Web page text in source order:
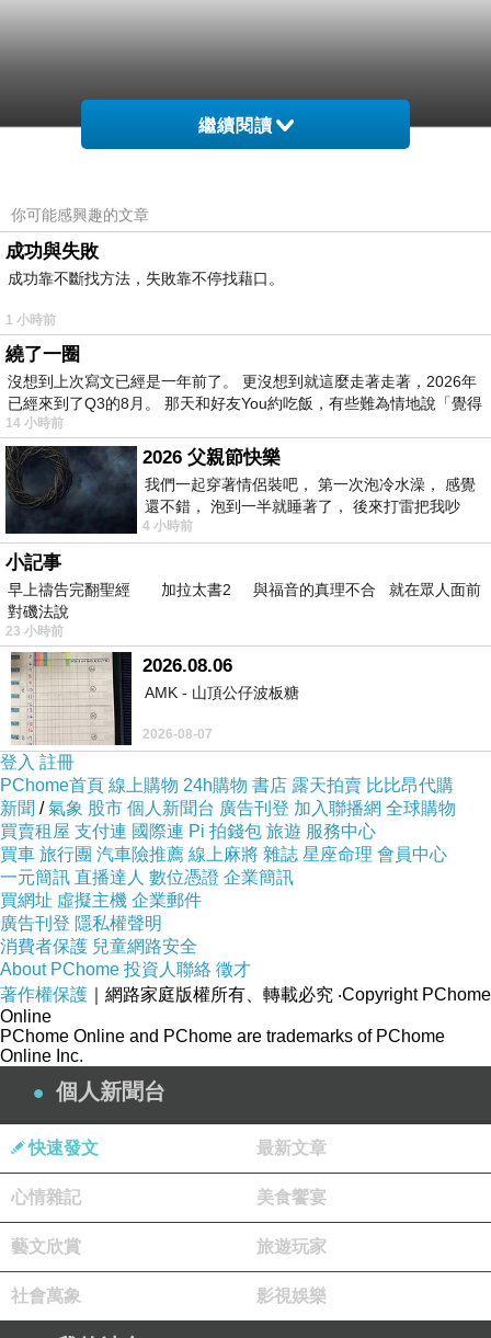
繼續閱讀
你可能感興趣的文章
成功與失敗
成功靠不斷找方法，失敗靠不停找藉口。
1 小時前
繞了一圈
沒想到上次寫文已經是一年前了。 更沒想到就這麼走著走著，2026年
已經來到了Q3的8月。 那天和好友You約吃飯，有些難為情地說「覺得
14 小時前
2026 父親節快樂
我們一起穿著情侶裝吧， 第一次泡冷水澡， 感覺
還不錯， 泡到一半就睡著了， 後來打雷把我吵
醒， 手
4 小時前
小記事
早上禱告完翻聖經 加拉太書2 與福音的真理不合 就在眾人面前
對磯法說
23 小時前
2026.08.06
AMK - 山頂公仔波板糖
2026-08-07
登入 註冊
PChome首頁 線上購物 24h購物 書店 露天拍賣 比比昂代購
新聞 /氣象 股市 個人新聞台 廣告刊登 加入聯播網 全球購物
買賣租屋 支付連 國際連 Pi 拍錢包 旅遊 服務中心
買車 旅行團 汽車險推薦 線上麻將 雜誌 星座命理 會員中心
一元簡訊 直播達人 數位憑證 企業簡訊
買網址 虛擬主機 企業郵件
廣告刊登 隱私權聲明
消費者保護 兒童網路安全
About PChome 投資人聯絡 徵才
著作權保護 ｜網路家庭版權所有、轉載必究 ‧Copyright PChome
Online
PChome Online and PChome are trademarks of PChome
Online Inc.
個人新聞台
快速發文 最新文章
心情雜記 美食饗宴
藝文欣賞 旅遊玩家
社會萬象 影視娛樂